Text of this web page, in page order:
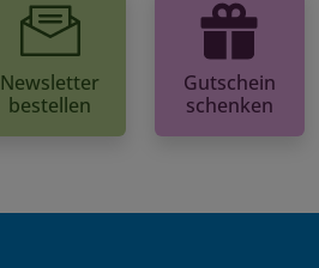
Newsletter
bestellen
Gutschein
schenken